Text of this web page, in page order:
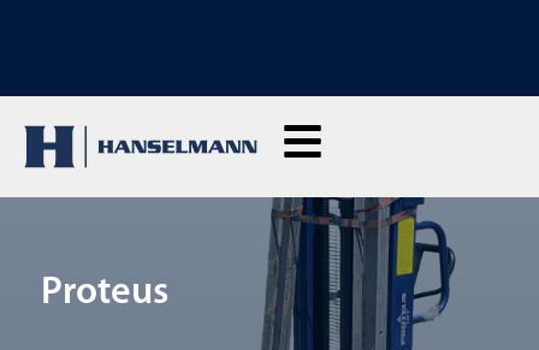
DÉCOUVREZ NOS MACHINES DE LOCATION : Cliquez ici pour louer en
Proteus